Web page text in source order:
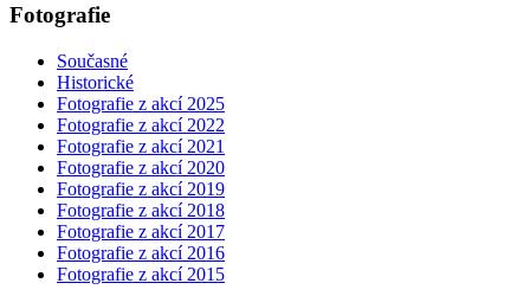
Fotografie
Současné
Historické
Fotografie z akcí 2025
Fotografie z akcí 2022
Fotografie z akcí 2021
Fotografie z akcí 2020
Fotografie z akcí 2019
Fotografie z akcí 2018
Fotografie z akcí 2017
Fotografie z akcí 2016
Fotografie z akcí 2015